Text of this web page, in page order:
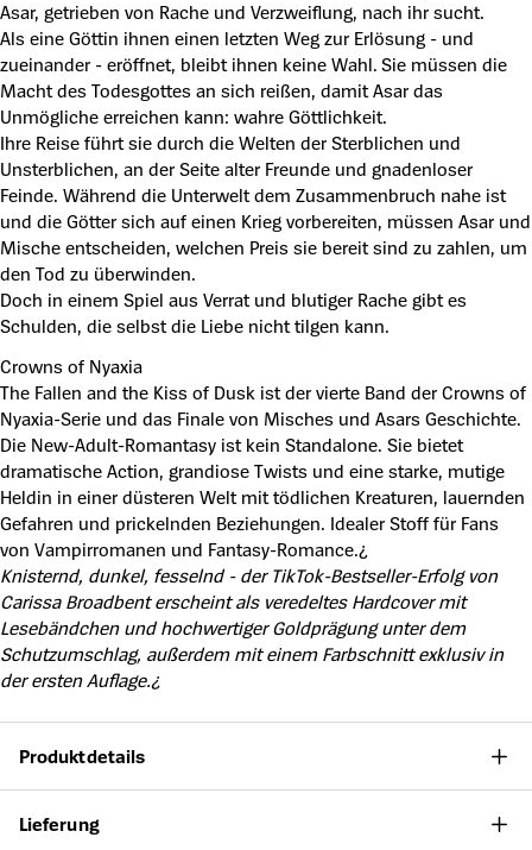
Asar, getrieben von Rache und Verzweiflung, nach ihr sucht.
Als eine Göttin ihnen einen letzten Weg zur Erlösung - und
zueinander - eröffnet, bleibt ihnen keine Wahl. Sie müssen die
Macht des Todesgottes an sich reißen, damit Asar das
Unmögliche erreichen kann: wahre Göttlichkeit.
Ihre Reise führt sie durch die Welten der Sterblichen und
Unsterblichen, an der Seite alter Freunde und gnadenloser
Feinde. Während die Unterwelt dem Zusammenbruch nahe ist
und die Götter sich auf einen Krieg vorbereiten, müssen Asar und
Mische entscheiden, welchen Preis sie bereit sind zu zahlen, um
den Tod zu überwinden.
Doch in einem Spiel aus Verrat und blutiger Rache gibt es
Schulden, die selbst die Liebe nicht tilgen kann.
Crowns of Nyaxia
The Fallen and the Kiss of Dusk ist der vierte Band der Crowns of
Nyaxia-Serie und das Finale von Misches und Asars Geschichte.
Die New-Adult-Romantasy ist kein Standalone. Sie bietet
dramatische Action, grandiose Twists und eine starke, mutige
Heldin in einer düsteren Welt mit tödlichen Kreaturen, lauernden
Gefahren und prickelnden Beziehungen. Idealer Stoff für Fans
von Vampirromanen und Fantasy-Romance.¿
Knisternd, dunkel, fesselnd - der TikTok-Bestseller-Erfolg von
Carissa Broadbent erscheint als veredeltes Hardcover mit
Lesebändchen und hochwertiger Goldprägung unter dem
Schutzumschlag, außerdem mit einem Farbschnitt exklusiv in
der ersten Auflage.¿
Produktdetails
Lieferung